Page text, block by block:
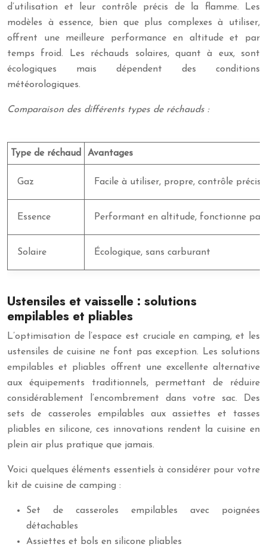
d’utilisation et leur contrôle précis de la flamme. Les
modèles à essence, bien que plus complexes à utiliser,
offrent une meilleure performance en altitude et par
temps froid. Les réchauds solaires, quant à eux, sont
écologiques mais dépendent des conditions
météorologiques.
Comparaison des différents types de réchauds :
Type de réchaud Avantages
Gaz Facile à utiliser, propre, contrôle précis
Essence Performant en altitude, fonctionne
Solaire Écologique, sans carburant
Ustensiles et vaisselle : solutions
empilables et pliables
L’optimisation de l’espace est cruciale en camping, et les
ustensiles de cuisine ne font pas exception. Les solutions
empilables et pliables offrent une excellente alternative
aux équipements traditionnels, permettant de réduire
considérablement l’encombrement dans votre sac. Des
sets de casseroles empilables aux assiettes et tasses
pliables en silicone, ces innovations rendent la cuisine en
plein air plus pratique que jamais.
Voici quelques éléments essentiels à considérer pour votre
kit de cuisine de camping :
Set de casseroles empilables avec poignées
détachables
Assiettes et bols en silicone pliables